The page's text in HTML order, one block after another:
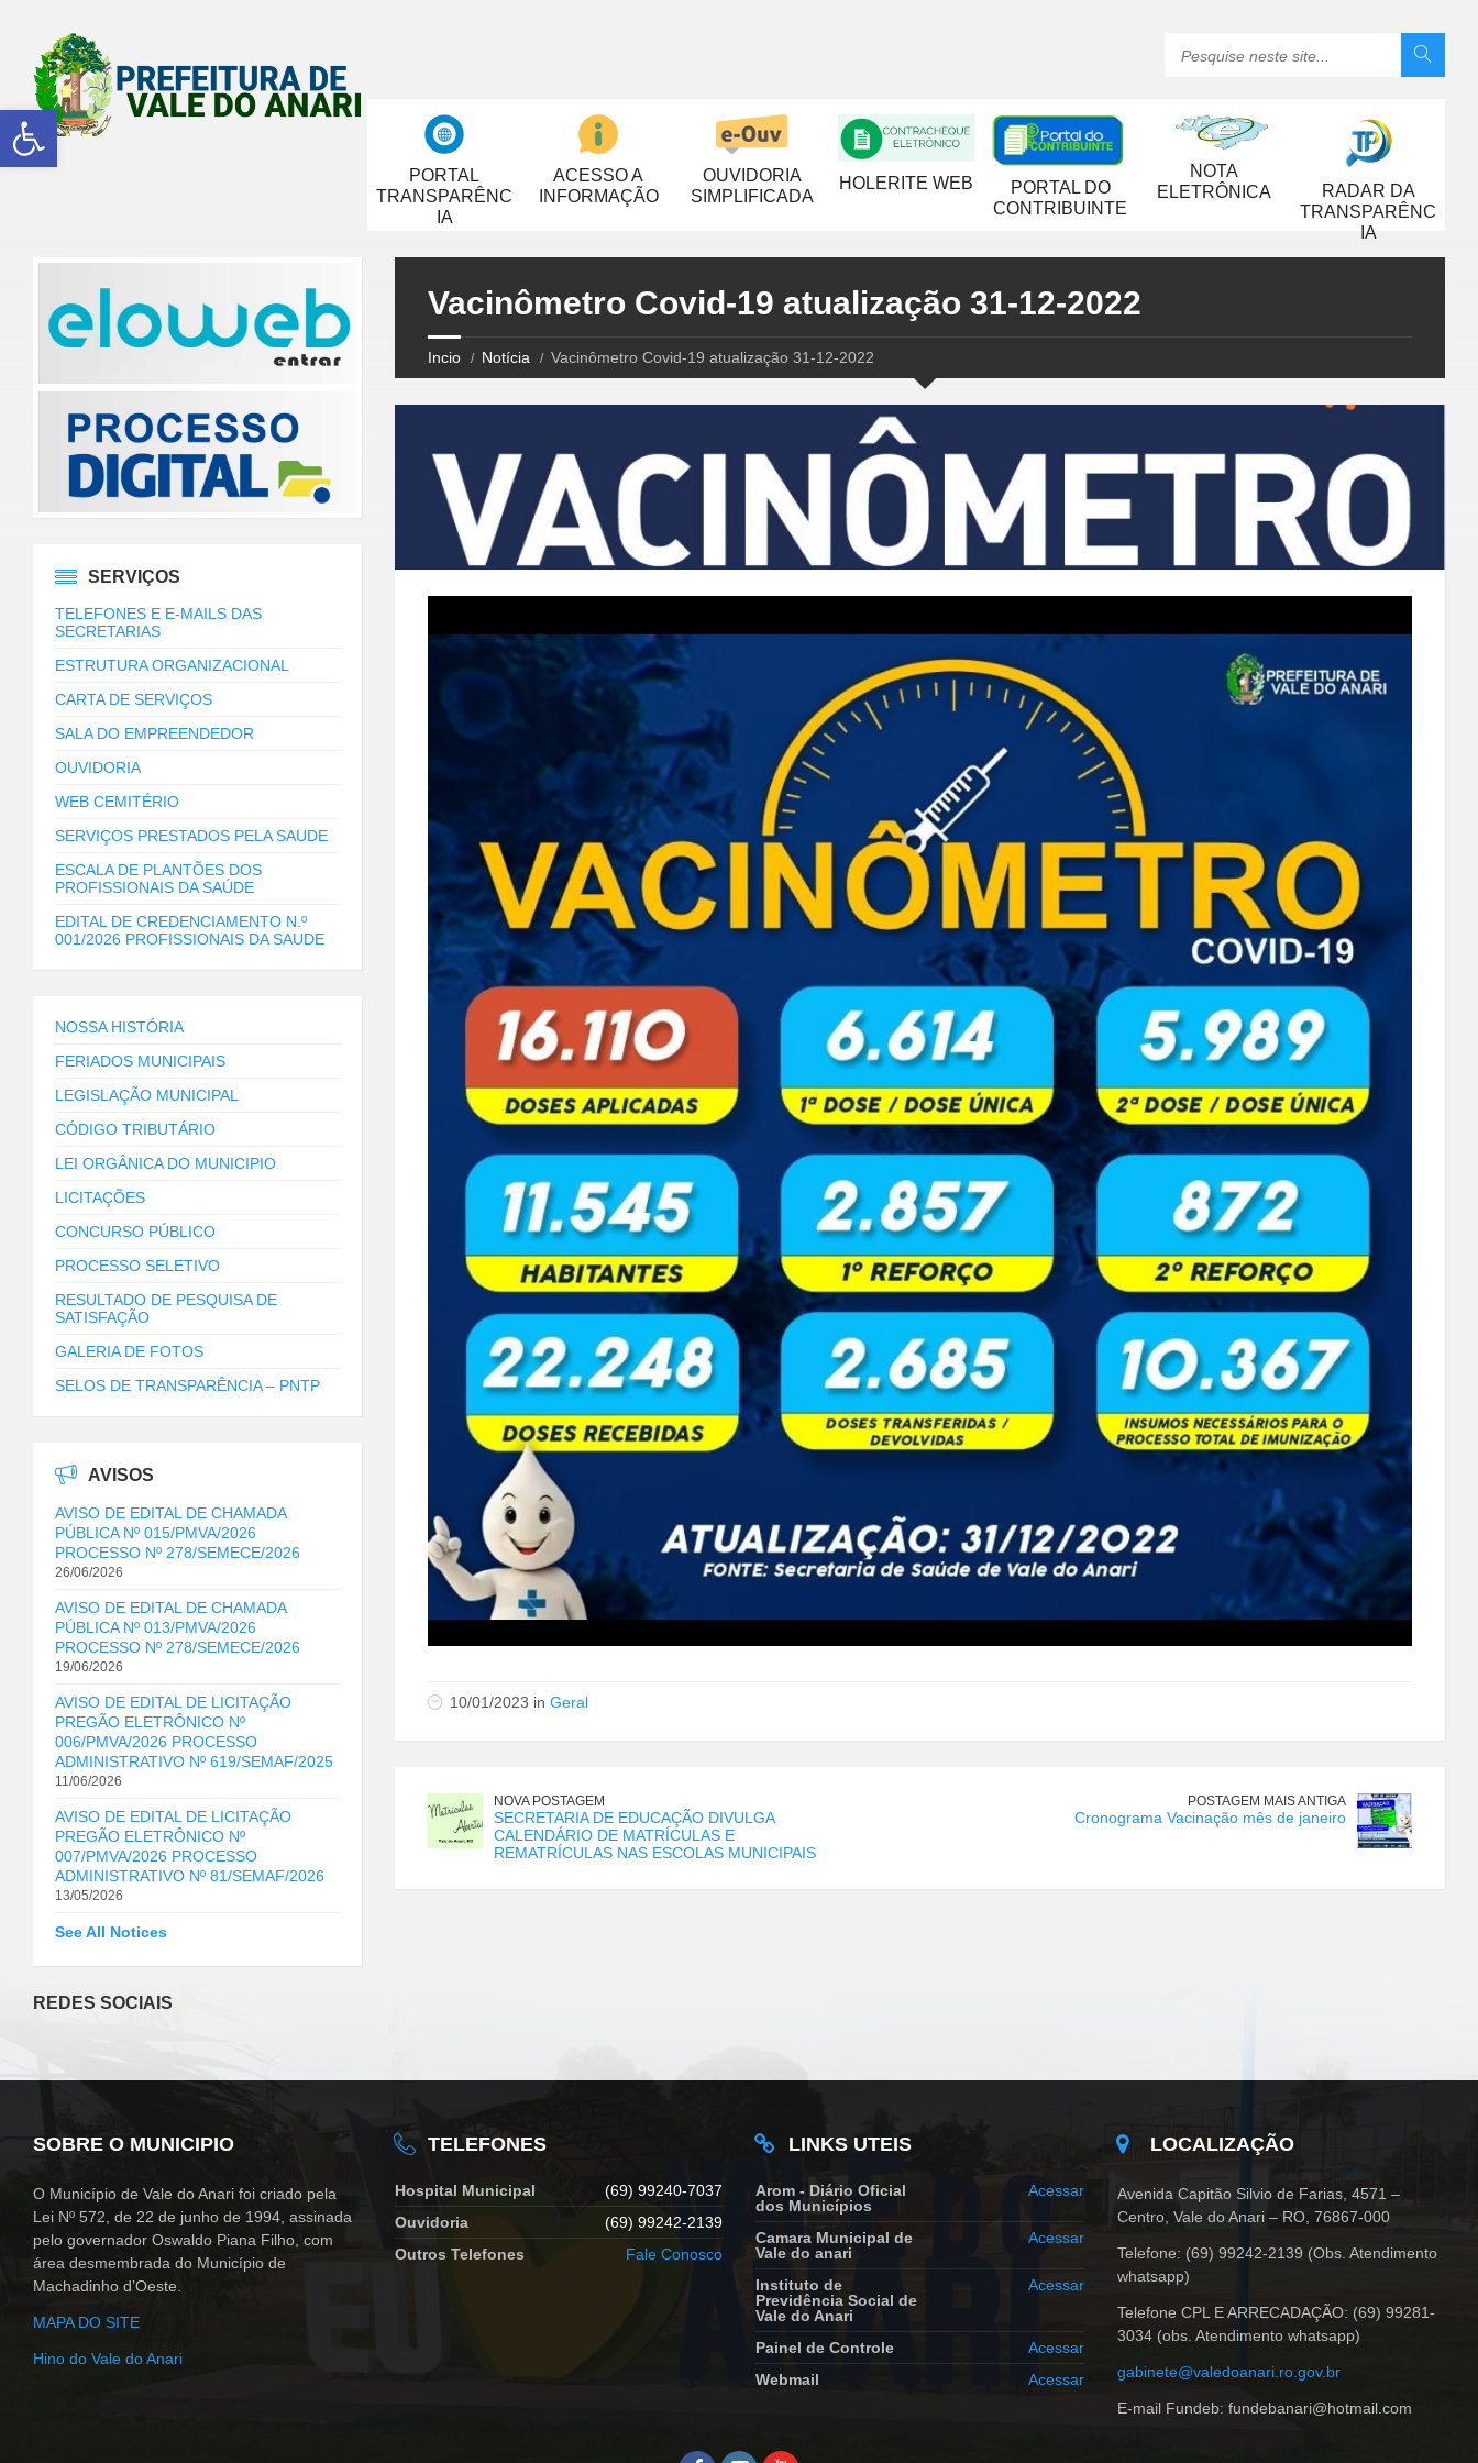
Abrir a barra de ferramentas
PORTAL
TRANSPARÊNC
IA
ACESSO A
INFORMAÇÃO
OUVIDORIA
SIMPLIFICADA
HOLERITE WEB
PORTAL DO
CONTRIBUINTE
NOTA
ELETRÔNICA
RADAR DA
TRANSPARÊNC
IA
Vacinômetro Covid-19 atualização 31-12-2022
Incio Notícia Vacinômetro Covid-19 atualização 31-12-2022
10/01/2023 in Geral
NOVA POSTAGEM
SECRETARIA DE EDUCAÇÃO DIVULGA
CALENDÁRIO DE MATRÍCULAS E
REMATRÍCULAS NAS ESCOLAS MUNICIPAIS
POSTAGEM MAIS ANTIGA
Cronograma Vacinação mês de janeiro
SERVIÇOS
TELEFONES E E-MAILS DAS
SECRETARIAS
ESTRUTURA ORGANIZACIONAL
CARTA DE SERVIÇOS
SALA DO EMPREENDEDOR
OUVIDORIA
WEB CEMITÉRIO
SERVIÇOS PRESTADOS PELA SAUDE
ESCALA DE PLANTÕES DOS
PROFISSIONAIS DA SAÚDE
EDITAL DE CREDENCIAMENTO N.º
001/2026 PROFISSIONAIS DA SAUDE
NOSSA HISTÓRIA
FERIADOS MUNICIPAIS
LEGISLAÇÃO MUNICIPAL
CÓDIGO TRIBUTÁRIO
LEI ORGÂNICA DO MUNICIPIO
LICITAÇÕES
CONCURSO PÚBLICO
PROCESSO SELETIVO
RESULTADO DE PESQUISA DE
SATISFAÇÃO
GALERIA DE FOTOS
SELOS DE TRANSPARÊNCIA – PNTP
AVISOS
AVISO DE EDITAL DE CHAMADA
PÚBLICA Nº 015/PMVA/2026
PROCESSO Nº 278/SEMECE/2026
26/06/2026
AVISO DE EDITAL DE CHAMADA
PÚBLICA Nº 013/PMVA/2026
PROCESSO Nº 278/SEMECE/2026
19/06/2026
AVISO DE EDITAL DE LICITAÇÃO
PREGÃO ELETRÔNICO Nº
006/PMVA/2026 PROCESSO
ADMINISTRATIVO Nº 619/SEMAF/2025
11/06/2026
AVISO DE EDITAL DE LICITAÇÃO
PREGÃO ELETRÔNICO Nº
007/PMVA/2026 PROCESSO
ADMINISTRATIVO Nº 81/SEMAF/2026
13/05/2026
See All Notices
REDES SOCIAIS
SOBRE O MUNICIPIO
O Município de Vale do Anari foi criado pela
Lei Nº 572, de 22 de junho de 1994, assinada
pelo governador Oswaldo Piana Filho, com
área desmembrada do Município de
Machadinho d’Oeste.
MAPA DO SITE
Hino do Vale do Anari
TELEFONES
Hospital Municipal
(69) 99240-7037
Ouvidoria
(69) 99242-2139
Outros Telefones
Fale Conosco
LINKS UTEIS
Arom - Diário Oficial
dos Municípios
Acessar
Camara Municipal de
Vale do anari
Acessar
Instituto de
Previdência Social de
Vale do Anari
Acessar
Painel de Controle
Acessar
Webmail
Acessar
LOCALIZAÇÃO
Avenida Capitão Silvio de Farias, 4571 –
Centro, Vale do Anari – RO, 76867-000
Telefone: (69) 99242-2139 (Obs. Atendimento
whatsapp)
Telefone CPL E ARRECADAÇÃO: (69) 99281-
3034 (obs. Atendimento whatsapp)
gabinete@valedoanari.ro.gov.br
E-mail Fundeb: fundebanari@hotmail.com